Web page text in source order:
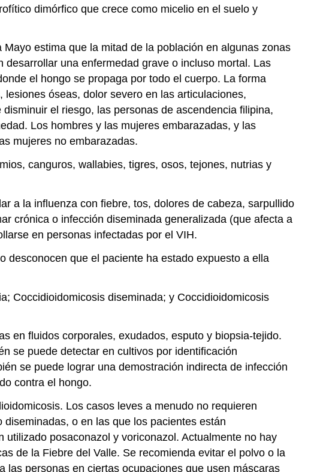
dimórfico que crece como micelio en el suelo y
estima que la mitad de la población en algunas zonas
una enfermedad grave o incluso mortal. Las
el hongo se propaga por todo el cuerpo. La forma
óseas, dolor severo en las articulaciones,
el riesgo, las personas de ascendencia filipina,
Los hombres y las mujeres embarazadas, y las
mujeres no embarazadas.
canguros, wallabies, tigres, osos, tejones, nutrias y
a la influenza con fiebre, tos, dolores de cabeza, sarpullido
crónica o infección diseminada generalizada (que afecta a
en personas infectadas por el VIH.
desconocen que el paciente ha estado expuesto a ella
Coccidioidomicosis diseminada; y Coccidioidomicosis
en fluidos corporales, exudados, esputo y biopsia-tejido.
se puede detectar en cultivos por identificación
se puede lograr una demostración indirecta de infección
contra el hongo.
Los casos leves a menudo no requieren
o en las que los pacientes están
posaconazol y voriconazol. Actualmente no hay
de la Fiebre del Valle. Se recomienda evitar el polvo o la
personas en ciertas ocupaciones que usen máscaras